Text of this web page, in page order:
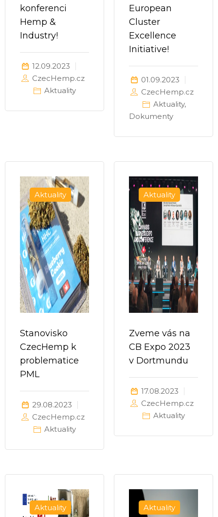
konferenci
Hemp &
Industry!
12.09.2023
CzecHemp.cz
Aktuality
European
Cluster
Excellence
Initiative!
01.09.2023
CzecHemp.cz
Aktuality,
Dokumenty
Aktuality
Stanovisko
CzecHemp k
problematice
PML
29.08.2023
CzecHemp.cz
Aktuality
Aktuality
Zveme vás na
CB Expo 2023
v Dortmundu
17.08.2023
CzecHemp.cz
Aktuality
Aktuality Aktuality